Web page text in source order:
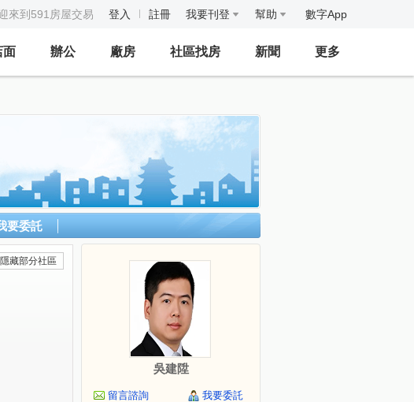
來到591房屋交易 登入 註冊 我要刊登 幫助 數字App
面 辦公 廠房 社區找房 新聞 更多
要委託
隱藏部分社區
吳建陞
留言諮詢
我要委託